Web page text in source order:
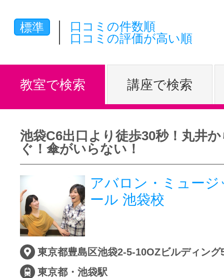
体験レッス
やりたいこ
特集をみる
グッドスク
掲載のお問
サイトマッ
標準
口コミの件数順
口コミの評価が高い順
教室で検索 講座で検索
池袋C6出口より徒歩30秒！丸井
ぐ！傘がいらない！
アバロン・ミュー
ール 池袋校
東京都豊島区池袋2-5-10OZビルディング
東京都・池袋駅